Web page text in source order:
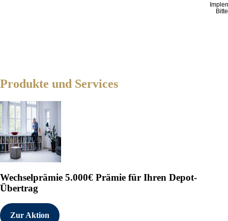
Produkte und Services
Wechselprämie 5.000€ Prämie für Ihren Depot-
Übertrag
Zur Aktion